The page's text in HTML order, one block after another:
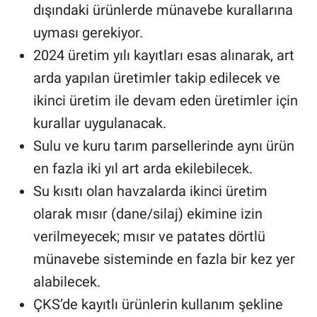
dışındaki ürünlerde münavebe kurallarına
uyması gerekiyor.
2024 üretim yılı kayıtları esas alınarak, art
arda yapılan üretimler takip edilecek ve
ikinci üretim ile devam eden üretimler için
kurallar uygulanacak.
Sulu ve kuru tarım parsellerinde aynı ürün
en fazla iki yıl art arda ekilebilecek.
Su kısıtı olan havzalarda ikinci üretim
olarak mısır (dane/silaj) ekimine izin
verilmeyecek; mısır ve patates dörtlü
münavebe sisteminde en fazla bir kez yer
alabilecek.
ÇKS’de kayıtlı ürünlerin kullanım şekline